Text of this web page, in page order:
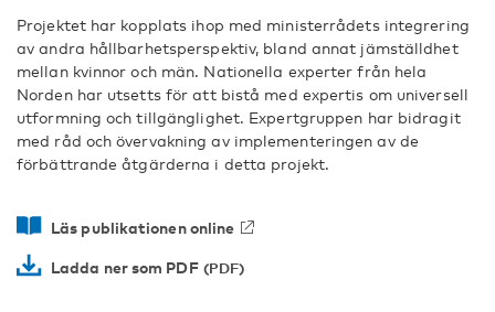
Projektet har kopplats ihop med ministerrådets integrering
av andra hållbarhetsperspektiv, bland annat jämställdhet
mellan kvinnor och män. Nationella experter från hela
Norden har utsetts för att bistå med expertis om universell
utformning och tillgänglighet. Expertgruppen har bidragit
med råd och övervakning av implementeringen av de
förbättrande åtgärderna i detta projekt.
Läs publikationen online
Ladda ner som PDF